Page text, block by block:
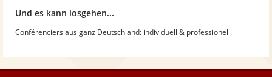
Und es kann losgehen...
Conférenciers aus ganz Deutschland: individuell & professionell.